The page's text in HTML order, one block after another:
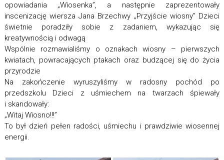
opowiadania „Wiosenka”, a następnie zaprezentowały
inscenizację wiersza Jana Brzechwy „Przyjście wiosny” Dzieci
świetnie poradziły sobie z zadaniem, wykazując się
kreatywnością i odwagą
Wspólnie rozmawialiśmy o oznakach wiosny – pierwszych
kwiatach, powracających ptakach oraz budzącej się do życia
przyrodzie
Na zakończenie wyruszyliśmy w radosny pochód po
przedszkolu Dzieci z uśmiechem na twarzach śpiewały
i skandowały:
„Witaj Wiosno!!!”
To był dzień pełen radości, uśmiechu i prawdziwie wiosennej
energii.